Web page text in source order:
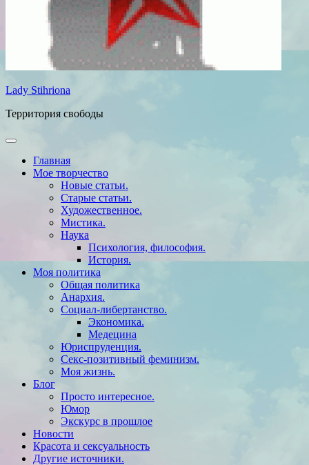
Lady Stihriona
Территория свободы
Главная
Мое творчество
Новые статьи.
Старые статьи.
Художественное.
Мистика.
Наука
Психология, философия.
История.
Моя политика
Общая политика
Анархия.
Социал-либертанство.
Экономика.
Медецина
Юриспруденция.
Секс-позитивный феминизм.
Моя жизнь.
Блог
Просто интересное.
Юмор
Экскурс в прошлое
Новости
Красота и сексуальность
Другие источники.